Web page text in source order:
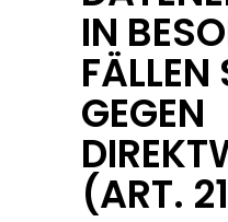
IN
FÄLLEN
GEGEN
(ART.